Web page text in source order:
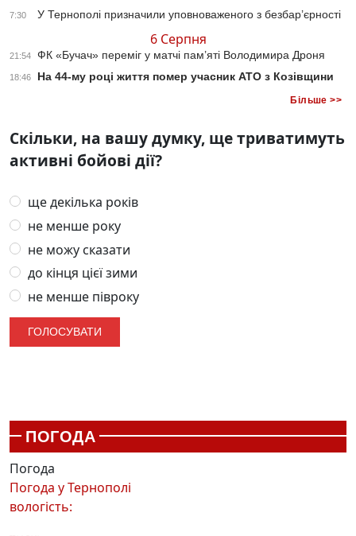
7:30 У Тернополі призначили уповноваженого з безбар’єрності
6 Серпня
21:54 ФК «Бучач» переміг у матчі пам’яті Володимира Дроня
18:46 На 44-му році життя помер учасник АТО з Козівщини
Більше >>
Скільки, на вашу думку, ще триватимуть
активні бойові дії?
ще декілька років
не менше року
не можу сказати
до кінця цієї зими
не менше півроку
ПОГОДА
Погода
Погода уТернополі
вологість: